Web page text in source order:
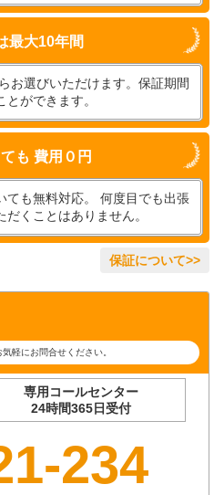
最大10年間
お選びいただけます。保証期間
ができます。
も 費用０円
ても無料対応。 何度目でも出張
くことはありません。
保証について>>
軽にお問合せください。
専用コールセンター
24時間365日受付
234